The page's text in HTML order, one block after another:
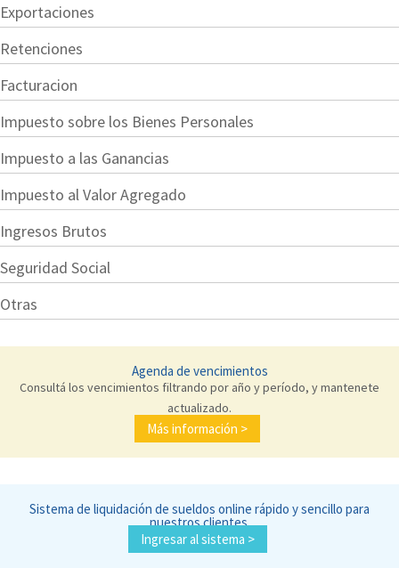
Exportaciones
Retenciones
Facturacion
Impuesto sobre los Bienes Personales
Impuesto a las Ganancias
Impuesto al Valor Agregado
Ingresos Brutos
Seguridad Social
Otras
Agenda de vencimientos
Consultá los vencimientos filtrando por año y período, y mantenete
actualizado.
Más información >
Sistema de liquidación de sueldos online rápido y sencillo para
nuestros clientes.
Ingresar al sistema >